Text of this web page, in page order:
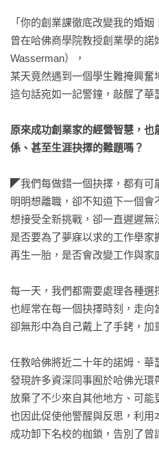
「你的創業課徹底改變我的婚姻
曾在哈佛商學院教授創業學的諾
Wasserman），
某天竟然遇到一個學生難掩興奮
這句話宛如一記警鐘，敲醒了
原來成功創業家的經營智慧，也
係、甚至生涯抉擇的難題嗎？
◤我們每做錯一個抉擇，都有可
明明想離職，卻不知道下一個會
想接受全新挑戰，卻一直遲遲無
是否要為了夢寐以求的工作舉家
再生一胎，是否會改變工作與
每一天，我們都需要處理各種選
也經常在每一個抉擇時刻，走向
卻無形中為自己戴上了手銬，
任教哈佛將近二十年的諾姆．華
發現許多資深同事囿於哈佛光環
放棄了不少來自其他地方、可能
也因此促使他警醒與反思，利用
成功卸下名校的枷鎖，告別了曾